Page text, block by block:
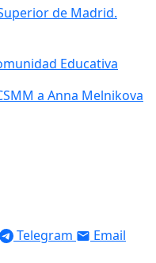
de Madrid.
Educativa
a Anna Melnikova
Telegram Email